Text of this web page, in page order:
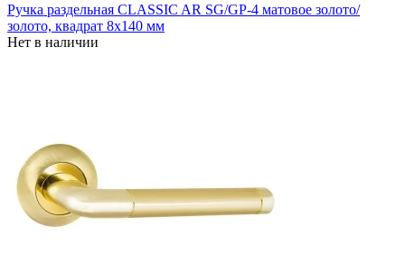
Ручка раздельная CLASSIC AR SG/GP-4 матовое золото/
золото, квадрат 8x140 мм
Нет в наличии